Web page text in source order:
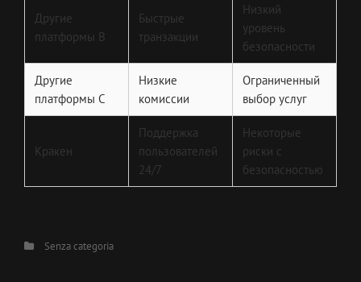
Другие
платформы B
Быстрые
транзакции
Низкий
уровень
безопасности
Другие
платформы C
Низкие
комиссии
Ограниченный
выбор услуг
Кракен
Поддержка
пользователей
24/7
Некоторые
риски с
безопасностью
CategoriesSenza categoria